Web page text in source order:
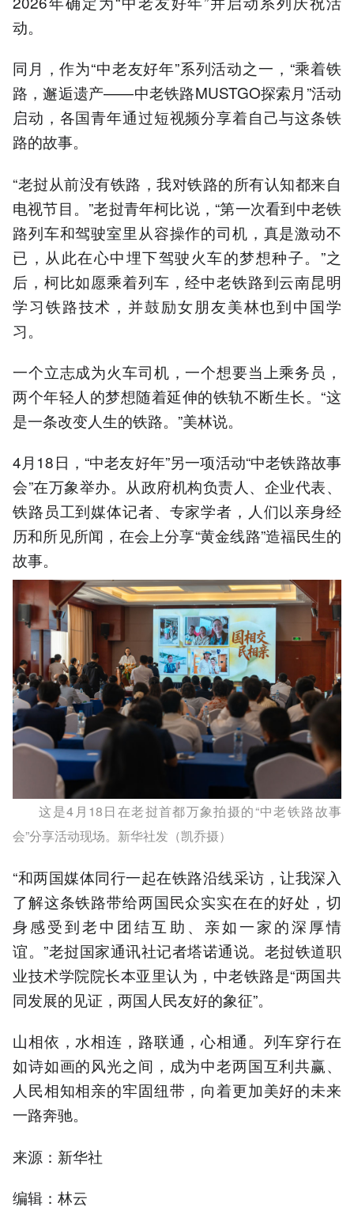
动。
同月，作为“中老友好年”系列活动之一，“乘着铁
路，邂逅遗产——中老铁路MUSTGO探索月”活动
启动，各国青年通过短视频分享着自己与这条铁
路的故事。
“老挝从前没有铁路，我对铁路的所有认知都来自
电视节目。”老挝青年柯比说，“第一次看到中老铁
路列车和驾驶室里从容操作的司机，真是激动不
已，从此在心中埋下驾驶火车的梦想种子。”之
后，柯比如愿乘着列车，经中老铁路到云南昆明
学习铁路技术，并鼓励女朋友美林也到中国学
习。
一个立志成为火车司机，一个想要当上乘务员，
两个年轻人的梦想随着延伸的铁轨不断生长。“这
是一条改变人生的铁路。”美林说。
4月18日，“中老友好年”另一项活动“中老铁路故事
会”在万象举办。从政府机构负责人、企业代表、
铁路员工到媒体记者、专家学者，人们以亲身经
历和所见所闻，在会上分享“黄金线路”造福民生的
故事。
这是4月18日在老挝首都万象拍摄的“中老铁路故事
会”分享活动现场。新华社发（凯乔摄）
“和两国媒体同行一起在铁路沿线采访，让我深入
了解这条铁路带给两国民众实实在在的好处，切
身感受到老中团结互助、亲如一家的深厚情
谊。”老挝国家通讯社记者塔诺通说。老挝铁道职
业技术学院院长本亚里认为，中老铁路是“两国共
同发展的见证，两国人民友好的象征”。
山相依，水相连，路联通，心相通。列车穿行在
如诗如画的风光之间，成为中老两国互利共赢、
人民相知相亲的牢固纽带，向着更加美好的未来
一路奔驰。
来源：新华社
编辑：林云